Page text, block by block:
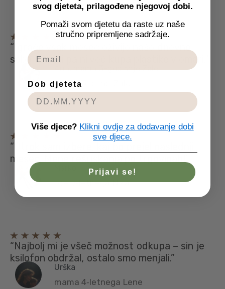
“Igrače vsak mesec oživijo našo dnevno
sobo, hkrati pa ni več kupa plastike v omari.”
Ana, mama 3-godišnje Zale
mama 3‑letne Zale
“Otrok sam izbere, kaj bo prejel naslednji
mesec. Mene reši iskanja po trgovinah!”
oče 5‑letnega Nika
“Najbolj mi je všeč možnost odkupa – sin je
ksilofon obdržal, ostalo smo menjali.”
Urška
mama 4‑letnega Lene
svog djeteta, prilagođene njegovoj dobi.
Pomaži svom djetetu da raste uz naše
stručno pripremljene sadržaje.
Dob djeteta
Više djece? Klikni ovdje za dodavanje dobi
sve djece.
Prijavi se!